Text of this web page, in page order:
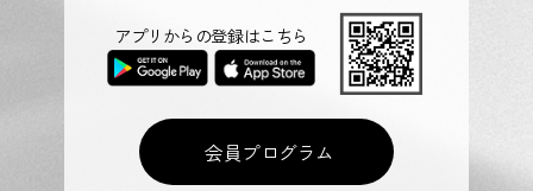
会員プログラム
アプリからの登録はこちら